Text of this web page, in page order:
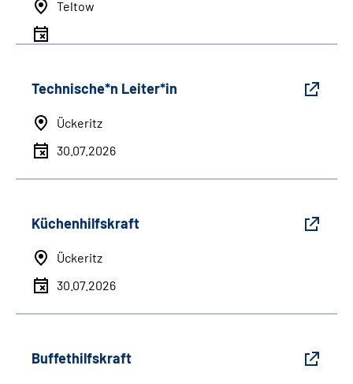
Teltow
Technische*n Leiter*in
Ückeritz
30.07.2026
Küchenhilfskraft
Ückeritz
30.07.2026
Buffethilfskraft